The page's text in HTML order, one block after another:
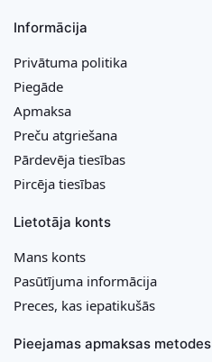
Informācija
Privātuma politika
Piegāde
Apmaksa
Preču atgriešana
Pārdevēja tiesības
Pircēja tiesības
Lietotāja konts
Mans konts
Pasūtījuma informācija
Preces, kas iepatikušās
Pieejamas apmaksas metodes